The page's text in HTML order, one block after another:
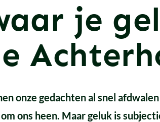
je
onze gedachten al snel
ons heen. Maar geluk is